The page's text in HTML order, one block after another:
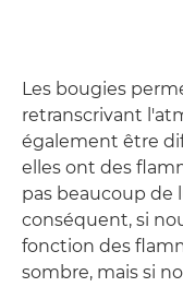
Les bougies
retranscrivant
également être
elles ont des
pas beaucoup de
conséquent, si
fonction des
sombre, mais si